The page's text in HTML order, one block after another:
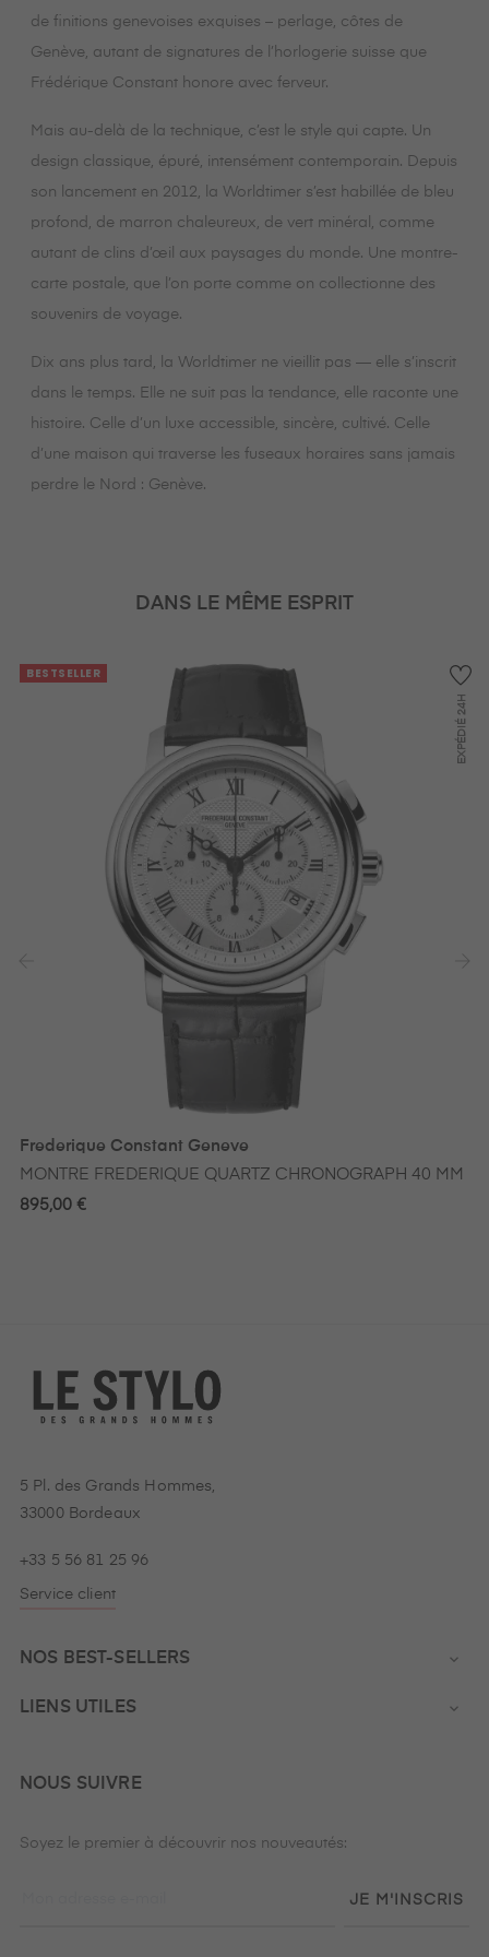
de finitions genevoises exquises – perlage, côtes de
Genève, autant de signatures de l’horlogerie suisse que
Frédérique Constant honore avec ferveur.
Mais au-delà de la technique, c’est le style qui capte. Un
design classique, épuré, intensément contemporain. Depuis
son lancement en 2012, la Worldtimer s’est habillée de bleu
profond, de marron chaleureux, de vert minéral, comme
autant de clins d’œil aux paysages du monde. Une montre-
carte postale, que l’on porte comme on collectionne des
souvenirs de voyage.
Dix ans plus tard, la Worldtimer ne vieillit pas — elle s’inscrit
dans le temps. Elle ne suit pas la tendance, elle raconte une
histoire. Celle d’un luxe accessible, sincère, cultivé. Celle
d’une maison qui traverse les fuseaux horaires sans jamais
perdre le Nord : Genève.
DANS LE MÊME ESPRIT
BESTSELLER
EXPÉDIÉ
24H
Frederique Constant Geneve
MONTRE FREDERIQUE QUARTZ CHRONOGRAPH 40 MM
895,00 €
5 Pl. des Grands Hommes,
33000 Bordeaux
+33 5 56 81 25 96
Service client
NOS BEST-SELLERS 
LIENS UTILES 
NOUS SUIVRE
Soyez le premier à découvrir nos nouveautés:
JE M'INSCRIS